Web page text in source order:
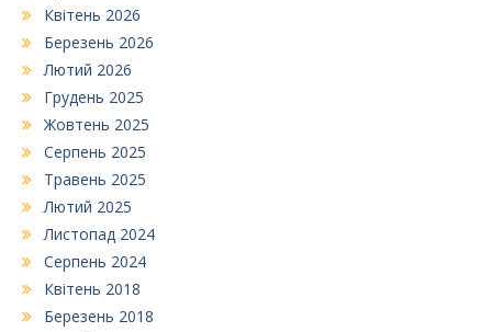
Квітень 2026
Березень 2026
Лютий 2026
Грудень 2025
Жовтень 2025
Серпень 2025
Травень 2025
Лютий 2025
Листопад 2024
Серпень 2024
Квітень 2018
Березень 2018